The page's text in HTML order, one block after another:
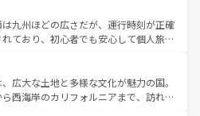
とそれぞれで全く異なる文化を体験で
ろう。 なお、新着のフランス情報はコンテンツ一覧
ひ体験してほしい。 なお、新着の
テンツ一覧を参照してほしい。
力がある。また、優雅なアフタヌーン
にはたまらない英国パブ、サッカー観
こそできる体験も豊富。イギリスを旅
ほしい。
九州ほどの広さだが、運行時刻が正確
ており、初心者でも安心して個人旅行
る町や、スイスならではのユニークな
プス観光だけでなく町歩きも満喫する
の所得が高いため物価も高いが、旅行
広大な土地と多様な文化が魅力の国。
西海岸のカリフォルニアまで、訪れる